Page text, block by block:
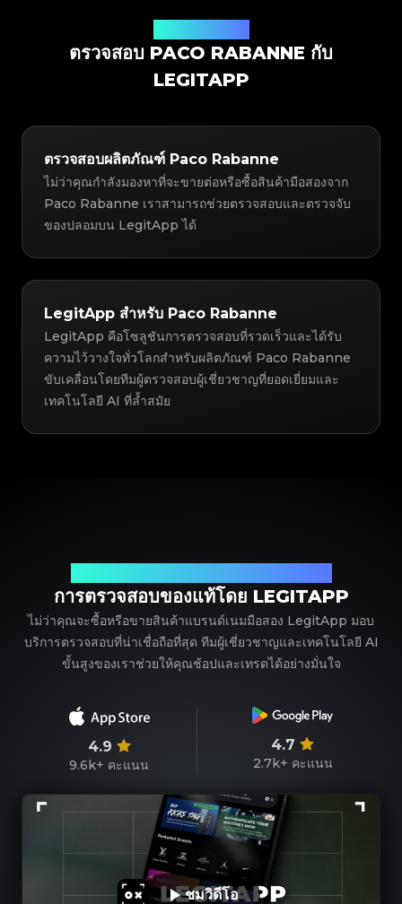
ตรวจสอบ PACO RABANNE กับ
LEGITAPP
ตรวจสอบผลิตภัณฑ์ Paco Rabanne
ไม่ว่าคุณกำลังมองหาที่จะขายต่อหรือซื้อสินค้ามือสองจาก
Paco Rabanne เราสามารถช่วยตรวจสอบและตรวจจับ
ของปลอมบน LegitApp ได้
LegitApp สำหรับ Paco Rabanne
LegitApp คือโซลูชันการตรวจสอบที่รวดเร็วและได้รับ
ความไว้วางใจทั่วโลกสำหรับผลิตภัณฑ์ Paco Rabanne
ขับเคลื่อนโดยทีมผู้ตรวจสอบผู้เชี่ยวชาญที่ยอดเยี่ยมและ
เทคโนโลยี AI ที่ล้ำสมัย
การตรวจสอบของแท้โดย LEGITAPP
ไม่ว่าคุณจะซื้อหรือขายสินค้าแบรนด์เนมมือสอง LegitApp มอบ
บริการตรวจสอบที่น่าเชื่อถือที่สุด ทีมผู้เชี่ยวชาญและเทคโนโลยี AI
ขั้นสูงของเราช่วยให้คุณช้อปและเทรดได้อย่างมั่นใจ
4.9
9.6k+ คะแนน
4.7
2.7k+ คะแนน
ชมวิดีโอ